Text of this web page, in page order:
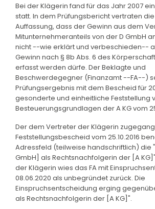
Bei der Klägerin fand für das Jahr 2007
statt. In dem Prüfungsbericht vertraten
Auffassung, dass der Gewinn aus dem
Mitunternehmeranteils von der D GmbH
nicht --wie erklärt und verbeschieden--
Gewinn nach § 8b Abs. 6 des
erfasst werden dürfe. Der Beklagte und
Beschwerdegegner (Finanzamt --FA--)
Prüfungsergebnis mit dem Bescheid für
gesonderte und einheitliche Feststellung
Besteuerungsgrundlagen der A KG vom
Der dem Vertreter der Klägerin
Feststellungsbescheid vom 25.10.2016
Adressfeld (teilweise handschriftlich) die
GmbH] als Rechtsnachfolgerin der [A
der Klägerin wies das FA mit
08.06.2020 als unbegründet zurück. Die
Einspruchsentscheidung erging
als Rechtsnachfolgerin der [A KG]".